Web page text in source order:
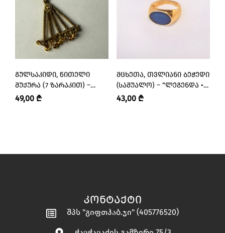
ᲒᲣᲚᲡᲐᲙᲘᲓᲘ, ᲬᲘᲗᲔᲚᲘ
ᲨᲣᲥᲣᲠᲐ (7 ᲖᲐᲠᲐᲙᲘᲗ) –
“ᲚᲔᲒᲔᲜᲓᲐ”
49,00 ₾
ᲛᲪᲮᲔᲗᲐ, ᲗᲕᲚᲘᲐᲜᲘ ᲑᲔᲭᲔᲓᲘ
(ᲡᲐᲨᲣᲐᲚᲝ) – “ᲚᲔᲒᲔᲜᲓᲐ •
LEGENDA”
43,00 ₾
ᲙᲝᲜᲢᲐᲥᲢᲘ
შპს "გიფთჰაბ.ჯი" (405776520)